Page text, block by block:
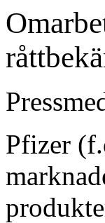
Pfizer